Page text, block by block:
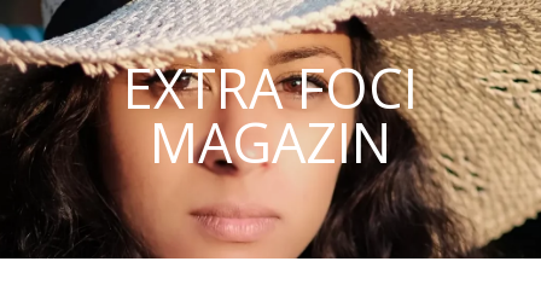
EXTRA FOCI
MAGAZIN